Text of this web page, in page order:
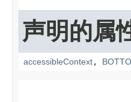
声明的属
accessibleContext,